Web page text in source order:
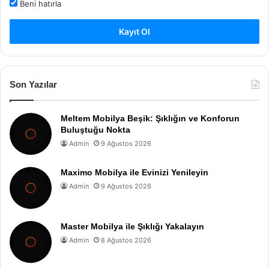
Beni hatırla
Kayıt Ol
Son Yazılar
Meltem Mobilya Beşik: Şıklığın ve Konforun
Buluştuğu Nokta
Admin 9 Ağustos 2026
Maximo Mobilya ile Evinizi Yenileyin
Admin 9 Ağustos 2026
Master Mobilya ile Şıklığı Yakalayın
Admin 8 Ağustos 2026